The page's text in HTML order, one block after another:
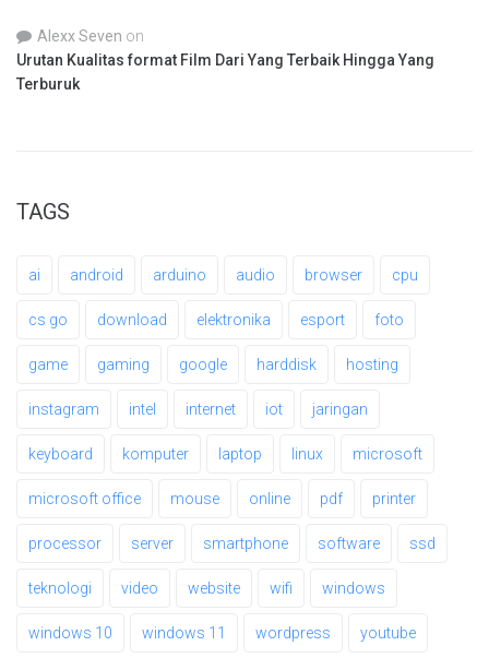
Alexx Seven on
Urutan Kualitas format Film Dari Yang Terbaik Hingga Yang
Terburuk
TAGS
ai android arduino audio browser cpu
cs go download elektronika esport foto
game gaming google harddisk hosting
instagram intel internet iot jaringan
keyboard komputer laptop linux microsoft
microsoft office mouse online pdf printer
processor server smartphone software ssd
teknologi video website wifi windows
windows 10 windows 11 wordpress youtube